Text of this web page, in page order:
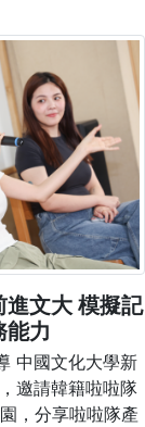
進文大 模擬記
能力
中國文化大學新
邀請韓籍啦啦隊
，分享啦啦隊產